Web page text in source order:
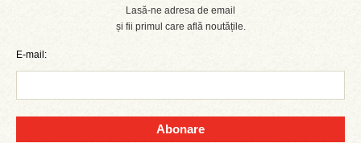
Lasă-ne adresa de email
și fii primul care află noutățile.
E-mail:
Abonare